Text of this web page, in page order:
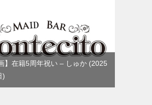
】在籍5周年祝い – しゅか 2025